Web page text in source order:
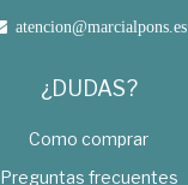
atencion@marcialpons.es
¿DUDAS?
Como comprar
Preguntas frecuentes